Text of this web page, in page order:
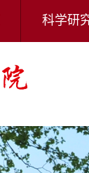
科学研